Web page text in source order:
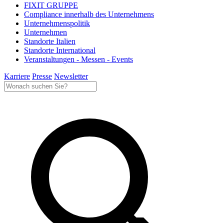
FIXIT GRUPPE
Compliance innerhalb des Unternehmens
Unternehmenspolitik
Unternehmen
Standorte Italien
Standorte International
Veranstaltungen - Messen - Events
Karriere Presse Newsletter